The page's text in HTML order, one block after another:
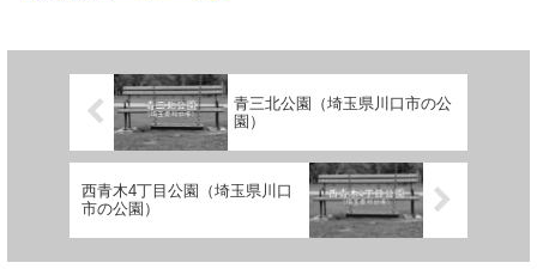
青三北公園（埼玉県川口市の公
園）
西青木4丁目公園（埼玉県川口
市の公園）